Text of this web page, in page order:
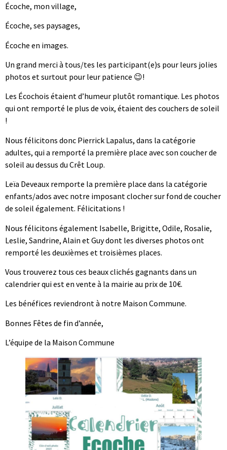
Écoche, mon village,
Écoche, ses paysages,
Écoche en images.
Un grand merci à tous/tes les participant(e)s pour leurs jolies
photos et surtout pour leur patience 😉!
Les Écochois étaient d’humeur plutôt romantique. Les photos
qui ont remporté le plus de voix, étaient des couchers de soleil
!
Nous félicitons donc Pierrick Lapalus, dans la catégorie
adultes, qui a remporté la première place avec son coucher de
soleil au dessus du Crêt Loup.
Leïa Deveaux remporte la première place dans la catégorie
enfants/ados avec notre imposant clocher sur fond de coucher
de soleil également. Félicitations !
Nous félicitons également Isabelle, Brigitte, Odile, Rosalie,
Leslie, Sandrine, Alain et Guy dont les diverses photos ont
remporté les deuxièmes et troisièmes places.
Vous trouverez tous ces beaux clichés gagnants dans un
calendrier qui est en vente à la mairie au prix de 10€.
Les bénéfices reviendront à notre Maison Commune.
Bonnes Fêtes de fin d’année,
L’équipe de la Maison Commune